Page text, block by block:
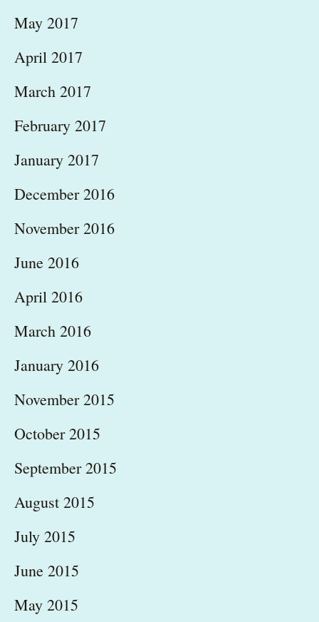
May 2017
April 2017
March 2017
February 2017
January 2017
December 2016
November 2016
June 2016
April 2016
March 2016
January 2016
November 2015
October 2015
September 2015
August 2015
July 2015
June 2015
May 2015